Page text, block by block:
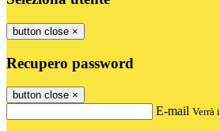
button close ×
Recupero password
button close ×
E-mail Verrà